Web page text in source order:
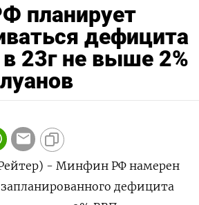
планирует
дефицита
23г не выше 2%
- Минфин РФ намерен
дефицита